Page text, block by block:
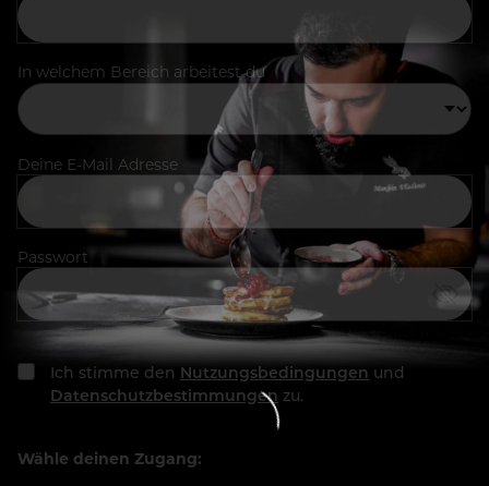
In welchem Bereich arbeitest du
Deine E-Mail Adresse
Passwort
Ich stimme den Nutzungsbedingungen und
Datenschutzbestimmungen zu.
Wähle deinen Zugang: